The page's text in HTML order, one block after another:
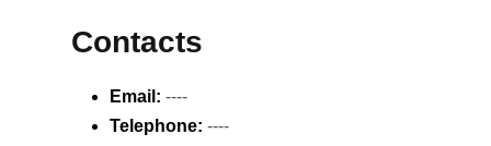
Contacts
Email: ----
Telephone: ----